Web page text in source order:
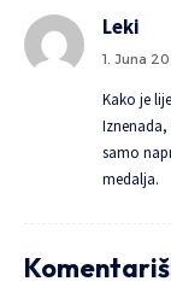
Leki
1. Juna
Kako je
samo
medalja.